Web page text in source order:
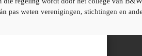
pas weten verenigingen, stichtingen en